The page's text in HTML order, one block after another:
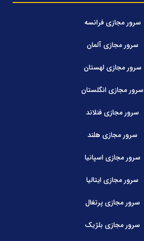
سرور مجازی فرانسه
سرور مجازی آلمان
سرور مجازی لهستان
سرور مجازی انگلستان
سرور مجازی فنلاند
سرور مجازی هلند
سرور مجازی اسپانیا
سرور مجازی ایتالیا
سرور مجازی پرتغال
سرور مجازی بلژیک